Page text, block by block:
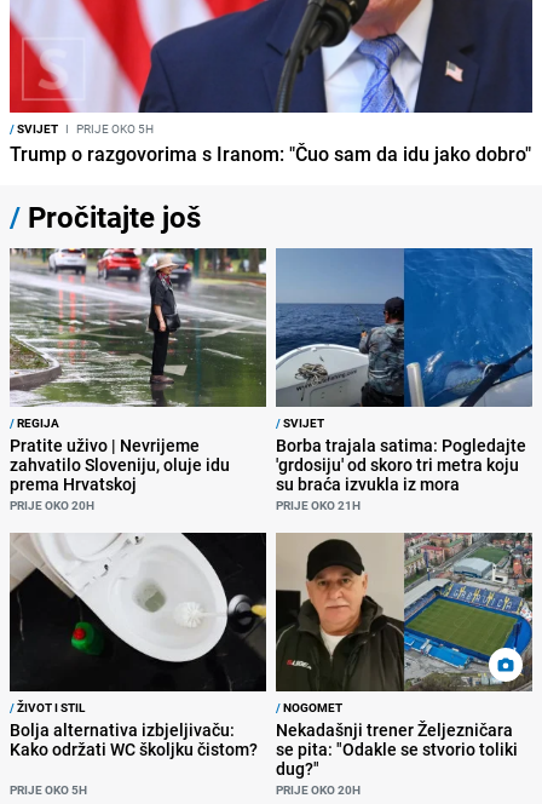
/SVIJET I PRIJE OKO 5H
Trump o razgovorima s Iranom: "Čuo sam da idu jako dobro"
/ Pročitajte još
/REGIJA
Pratite uživo | Nevrijeme
zahvatilo Sloveniju, oluje idu
prema Hrvatskoj
PRIJE OKO 20H
/SVIJET
Borba trajala satima: Pogledajte
'grdosiju' od skoro tri metra koju
su braća izvukla iz mora
PRIJE OKO 21H
/ŽIVOT I STIL
Bolja alternativa izbjeljivaču:
Kako održati WC školjku čistom?
PRIJE OKO 5H
/NOGOMET
Nekadašnji trener Željezničara
se pita: "Odakle se stvorio toliki
dug?"
PRIJE OKO 20H